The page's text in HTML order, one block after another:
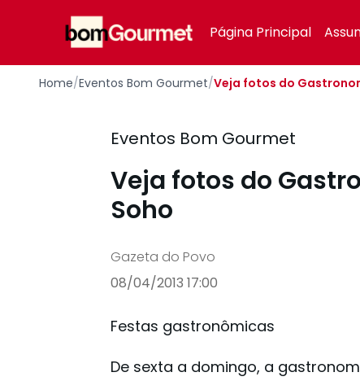
Página Principal
Home/Eventos Bom Gourmet/Veja fotos do
Eventos Bom Gourmet
Veja fotos do
Soho
Gazeta do Povo
08/04/2013 17:00
Festas gastronômicas
De sexta a domingo, a